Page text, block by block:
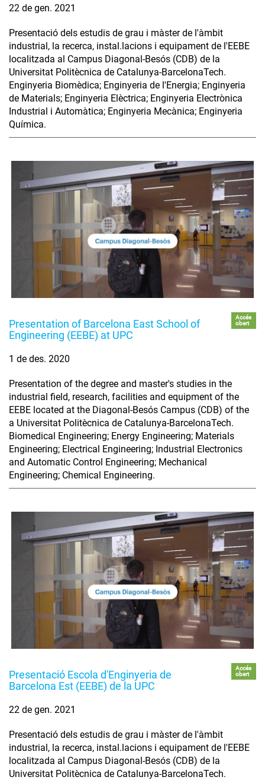
22 de gen. 2021
Presentació dels estudis de grau i màster de l'àmbit
industrial, la recerca, instal.lacions i equipament de l'EEBE
localitzada al Campus Diagonal-Besós (CDB) de la
Universitat Politècnica de Catalunya-BarcelonaTech.
Enginyeria Biomèdica; Enginyeria de l'Energia; Enginyeria
de Materials; Enginyeria Elèctrica; Enginyeria Electrònica
Industrial i Automàtica; Enginyeria Mecànica; Enginyeria
Química.
Presentation of Barcelona East School of
Engineering (EEBE) at UPC
Accés
obert
1 de des. 2020
Presentation of the degree and master's studies in the
industrial field, research, facilities and equipment of the
EEBE located at the Diagonal-Besós Campus (CDB) of the
a Universitat Politècnica de Catalunya-BarcelonaTech.
Biomedical Engineering; Energy Engineering; Materials
Engineering; Electrical Engineering; Industrial Electronics
and Automatic Control Engineering; Mechanical
Engineering; Chemical Engineering.
Presentació Escola d'Enginyeria de
Barcelona Est (EEBE) de la UPC
Accés
obert
22 de gen. 2021
Presentació dels estudis de grau i màster de l'àmbit
industrial, la recerca, instal.lacions i equipament de l'EEBE
localitzada al Campus Diagonal-Besós (CDB) de la
Universitat Politècnica de Catalunya-BarcelonaTech.